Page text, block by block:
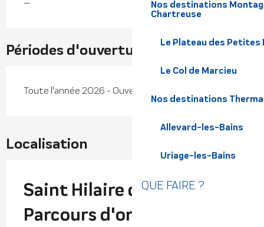
Nos destinations
Chartreuse
Le Plateau des Petites
Le Col de Marcieu
Nos destinations
Allevard-les-Bains
Uriage-les-Bains
QUE FAIRE ?
—
Périodes d'ouverture
Toute l'année 2026 - Ouvert tous les jours
Localisation
Saint Hilaire du Touvet -
Parcours d'orientation